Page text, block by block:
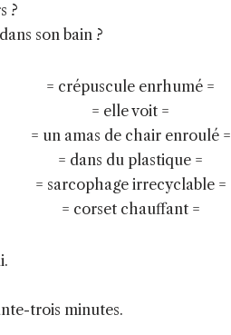
?
son bain ?
= crépuscule enrhumé =
= elle voit =
= un amas de chair enroulé =
= dans du plastique =
= sarcophage irrecyclable =
= corset chauffant =
trois minutes.